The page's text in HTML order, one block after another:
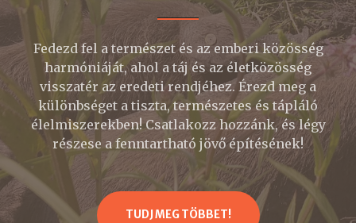
Fedezd fel a természet és az emberi közösség
harmóniáját, ahol a táj és az életközösség
visszatér az eredeti rendjéhez. Érezd meg a
különbséget a tiszta, természetes és tápláló
élelmiszerekben! Csatlakozz hozzánk, és légy
részese a fenntartható jövő építésének!
TUDJ MEG TÖBBET!